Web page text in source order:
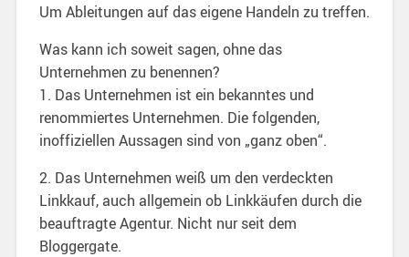
Um Ableitungen auf das eigene Handeln zu treffen.
Was kann ich soweit sagen, ohne das
Unternehmen zu benennen?
1. Das Unternehmen ist ein bekanntes und
renommiertes Unternehmen. Die folgenden,
inoffiziellen Aussagen sind von „ganz oben“.
2. Das Unternehmen weiß um den verdeckten
Linkkauf, auch allgemein ob Linkkäufen durch die
beauftragte Agentur. Nicht nur seit dem
Bloggergate.